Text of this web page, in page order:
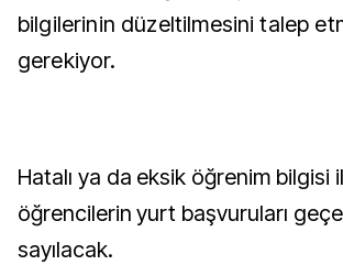
bilgilerinin düzeltilmesini talep
gerekiyor.
Hatalı ya da eksik öğrenim bilgisi
öğrencilerin yurt başvuruları
sayılacak.